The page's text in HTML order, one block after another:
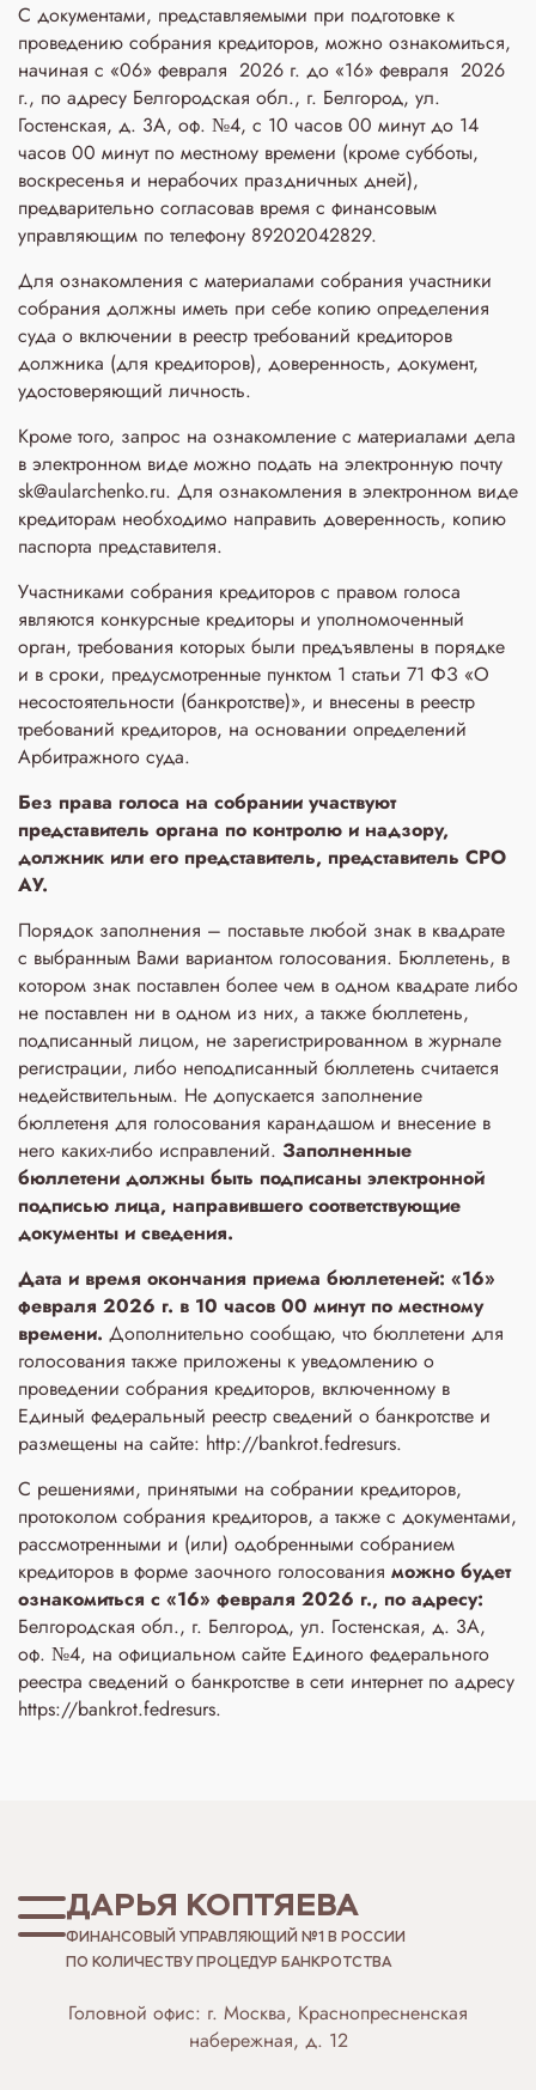
С документами, представляемыми при подготовке к
проведению собрания кредиторов, можно ознакомиться,
начиная с «06» февраля 2026 г. до «16» февраля 2026
г., по адресу Белгородская обл., г. Белгород, ул.
Гостенская, д. 3A, оф. №4, с 10 часов 00 минут до 14
часов 00 минут по местному времени (кроме субботы,
воскресенья и нерабочих праздничных дней),
предварительно согласовав время с финансовым
управляющим по телефону 89202042829.
Для ознакомления с материалами собрания участники
собрания должны иметь при себе копию определения
суда о включении в реестр требований кредиторов
должника (для кредиторов), доверенность, документ,
удостоверяющий личность.
Кроме того, запрос на ознакомление с материалами дела
в электронном виде можно подать на электронную почту
sk@aularchenko.ru. Для ознакомления в электронном виде
кредиторам необходимо направить доверенность, копию
паспорта представителя.
Участниками собрания кредиторов с правом голоса
являются конкурсные кредиторы и уполномоченный
орган, требования которых были предъявлены в порядке
и в сроки, предусмотренные пунктом 1 статьи 71 ФЗ «О
несостоятельности (банкротстве)», и внесены в реестр
требований кредиторов, на основании определений
Арбитражного суда.
Без права голоса на собрании участвуют
представитель органа по контролю и надзору,
должник или его представитель, представитель СРО
АУ.
Порядок заполнения – поставьте любой знак в квадрате
с выбранным Вами вариантом голосования. Бюллетень, в
котором знак поставлен более чем в одном квадрате либо
не поставлен ни в одном из них, а также бюллетень,
подписанный лицом, не зарегистрированном в журнале
регистрации, либо неподписанный бюллетень считается
недействительным. Не допускается заполнение
бюллетеня для голосования карандашом и внесение в
него каких-либо исправлений. Заполненные
бюллетени должны быть подписаны электронной
подписью лица, направившего соответствующие
документы и сведения.
Дата и время окончания приема бюллетеней: «16»
февраля 2026 г. в 10 часов 00 минут по местному
времени. Дополнительно сообщаю, что бюллетени для
голосования также приложены к уведомлению о
проведении собрания кредиторов, включенному в
Единый федеральный реестр сведений о банкротстве и
размещены на сайте: http://bankrot.fedresurs.
С решениями, принятыми на собрании кредиторов,
протоколом собрания кредиторов, а также с документами,
рассмотренными и (или) одобренными собранием
кредиторов в форме заочного голосования можно будет
ознакомиться с «16» февраля 2026 г., по адресу:
Белгородская обл., г. Белгород, ул. Гостенская, д. 3A,
оф. №4, на официальном сайте Единого федерального
реестра сведений о банкротстве в сети интернет по адресу
https://bankrot.fedresurs.
ДАРЬЯ КОПТЯЕВА
ФИНАНСОВЫЙ УПРАВЛЯЮЩИЙ №1 В РОССИИ
ПО КОЛИЧЕСТВУ ПРОЦЕДУР БАНКРОТСТВА
Головной офис: г. Москва, Краснопресненская
набережная, д. 12